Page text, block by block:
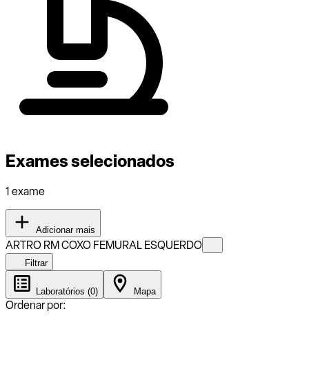
Exames selecionados
1 exame
Adicionar mais
ARTRO RM COXO FEMURAL ESQUERDO
Filtrar
Laboratórios (0) Mapa
Ordenar por: